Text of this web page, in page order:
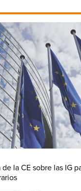
la CE sobre las IG